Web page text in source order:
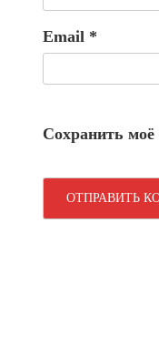
Email *
Сохранить моё